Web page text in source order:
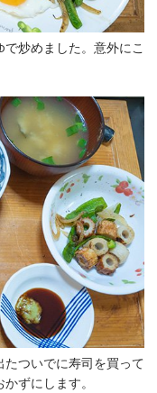
炒めました。意外にこ
ついでに寿司を買って
ずにします。